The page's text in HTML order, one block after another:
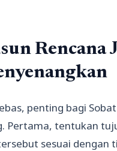
Rencana
penting bagi
Pertama, tentukan
sesuai dengan